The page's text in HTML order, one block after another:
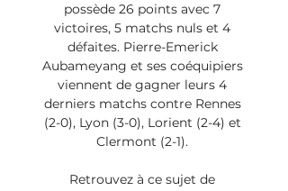
possède 26 points avec 7
victoires, 5 matchs nuls et 4
défaites. Pierre-Emerick
Aubameyang et ses coéquipiers
viennent de gagner leurs 4
derniers matchs contre Rennes
(2-0), Lyon (3-0), Lorient (2-4) et
Clermont (2-1).
Retrouvez à ce sujet de